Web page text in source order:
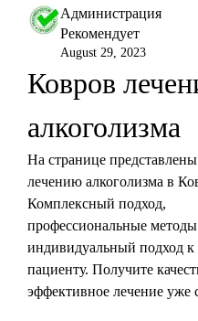
Администрация
Рекомендует
August 29, 2023
Ковров
алкоголизма
На странице
лечению алкоголизма в
Комплексный подход,
профессиональные
индивидуальный подход
пациенту. Получите
эффективное лечение уже